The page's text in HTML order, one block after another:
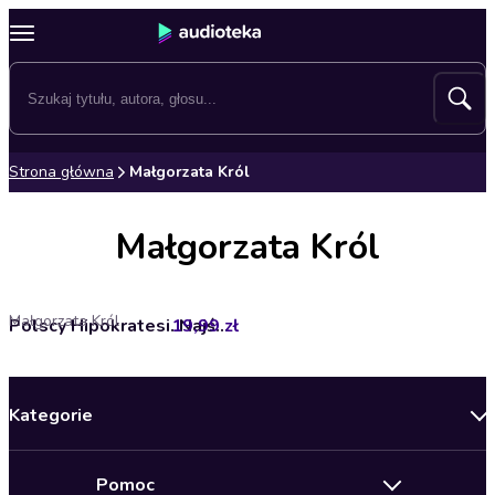
Strona główna Małgorzata Król
Małgorzata Król
Polscy Hipokratesi. Najświetniejsi lekarze Rzeczypospolitej
Małgorzata Król 19,99 zł
Kategorie
Pomoc